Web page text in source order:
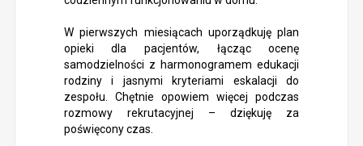
W pierwszych miesiącach uporządkuję plan
opieki dla pacjentów, łącząc ocenę
samodzielności z harmonogramem edukacji
rodziny i jasnymi kryteriami eskalacji do
zespołu. Chętnie opowiem więcej podczas
rozmowy rekrutacyjnej – dziękuję za
poświęcony czas.